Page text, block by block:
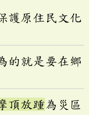
護原住民文化
的就是要在鄉
頂放踵為災區